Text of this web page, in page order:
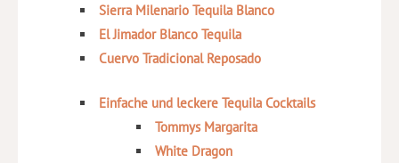
Sierra Milenario Tequila Blanco
El Jimador Blanco Tequila
Cuervo Tradicional Reposado
Einfache und leckere Tequila Cocktails
Tommys Margarita
White Dragon